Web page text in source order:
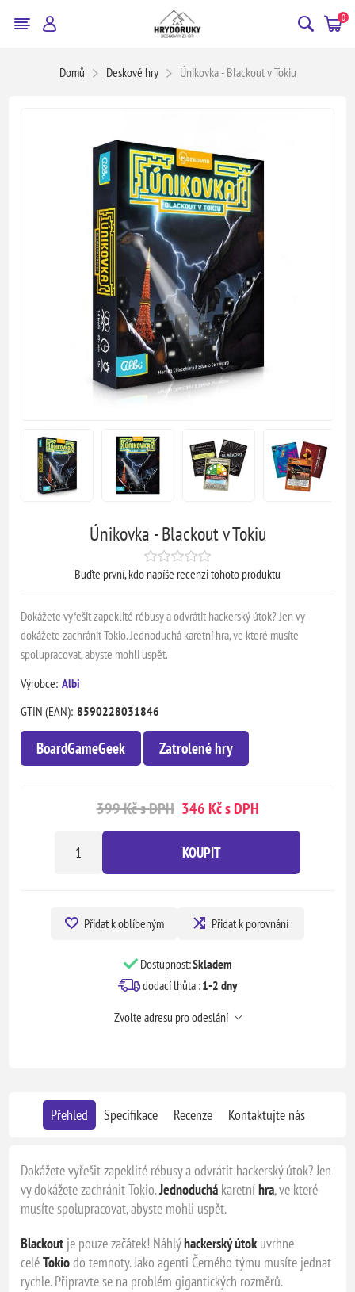
0
Domů Deskové hry Únikovka - Blackout v Tokiu
Únikovka - Blackout v Tokiu
Buďte první, kdo napíše recenzi tohoto produktu
Dokážete vyřešit zapeklité rébusy a odvrátit hackerský útok? Jen vy
dokážete zachránit Tokio. Jednoduchá karetní hra, ve které musíte
spolupracovat, abyste mohli uspět.
Výrobce: Albi
GTIN (EAN): 8590228031846
BoardGameGeek Zatrolené hry
399 Kč s DPH 346 Kč s DPH
KOUPIT
Přidat k oblíbeným Přidat k porovnání
Dostupnost:Skladem
dodací lhůta :1-2 dny
Zvolte adresu pro odeslání
Přehled Specifikace Recenze Kontaktujte nás
Dokážete vyřešit zapeklité rébusy a odvrátit hackerský útok? Jen
vy dokážete zachránit Tokio.Jednoduchá karetníhra, ve které
musíte spolupracovat, abyste mohli uspět.
Blackout je pouze začátek! Náhlýhackerský útokuvrhne
celéTokiodo temnoty. Jako agenti Černého týmu musíte jednat
rychle. Připravte se na problém gigantických rozměrů.